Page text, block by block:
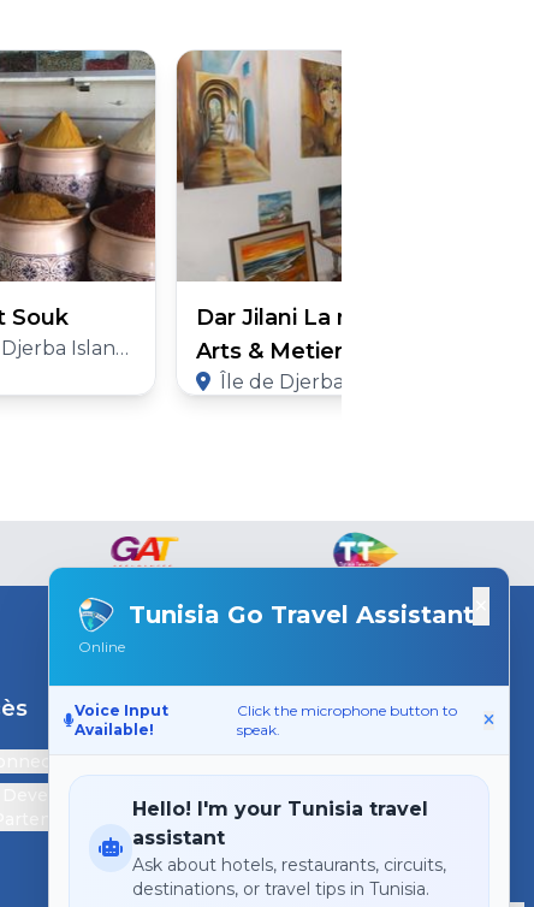
Souk
Governorate
Dar Jilani La maison des
Arts & Metiers
Île de Djerba, Gouvernorat de Médenine
Tunisia Go Travel Assistant
Online
Voice Input
Available!
Click the microphone button to
speak.
Hello! I'm your Tunisia travel
assistant
Ask about hotels, restaurants, circuits,
destinations, or travel tips in Tunisia.
Devenir
Support